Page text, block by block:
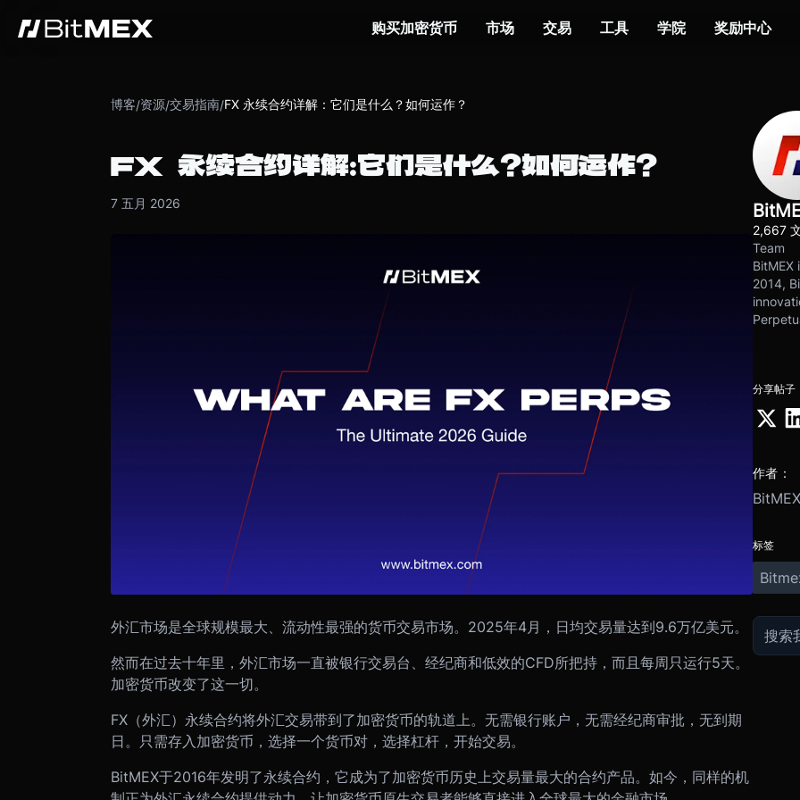
购买加密货币 市场 交易 工具 学院 奖励中心
博客/资源/交易指南/FX 永续合约详解：它们是什么？如何运作？
FX 永续合约详解：它们是什么？如何运作？
7 五月 2026
外汇市场是全球规模最大、流动性最强的货币交易市场。2025年4月，日均交易量达到9.6万亿美元。
然而在过去十年里，外汇市场一直被银行交易台、经纪商和低效的CFD所把持，而且每周只运行5天。
加密货币改变了这一切。
FX（外汇）永续合约将外汇交易带到了加密货币的轨道上。无需银行账户，无需经纪商审批，无到期
日。只需存入加密货币，选择一个货币对，选择杠杆，开始交易。
BitMEX于2016年发明了永续合约，它成为了加密货币历史上交易量最大的合约产品。如今，同样的机
2,667
Team
2014,
分享帖子
作者：
BitMEX
标签